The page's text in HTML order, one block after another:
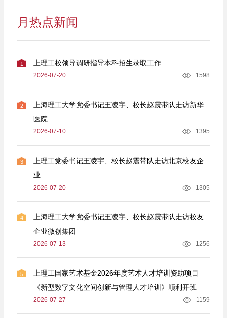
月热点新闻
1 上理工校领导调研指导本科招生录取工作
2026-07-20 1598
2
上海理工大学党委书记王凌宇、校长赵震带队走访新华
医院
2026-07-10 1395
3
上理工党委书记王凌宇、校长赵震带队走访北京校友企
业
2026-07-20 1305
4
上海理工大学党委书记王凌宇、校长赵震带队走访校友
企业微创集团
2026-07-13 1256
5
上理工国家艺术基金2026年度艺术人才培训资助项目
《新型数字文化空间创新与管理人才培训》顺利开班
2026-07-27 1159